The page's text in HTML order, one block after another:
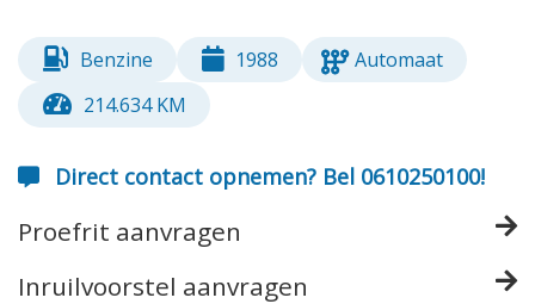
Benzine 1988
Automaat
214.634 KM
Direct contact opnemen? Bel 0610250100!
Proefrit aanvragen
Inruilvoorstel aanvragen